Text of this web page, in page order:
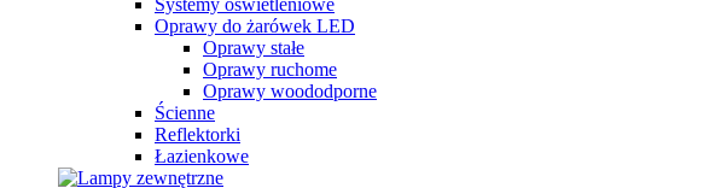
Systemy oświetleniowe
Oprawy do żarówek LED
Oprawy stałe
Oprawy ruchome
Oprawy woododporne
Ścienne
Reflektorki
Łazienkowe